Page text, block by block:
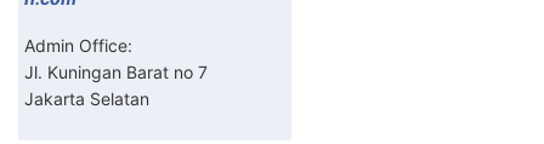
Admin Office:
Jl. Kuningan Barat no 7
Jakarta Selatan